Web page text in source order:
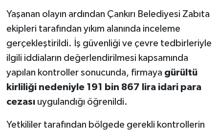
Yaşanan olayın ardından Çankırı Belediyesi Zabıta
ekipleri tarafından yıkım alanında inceleme
gerçekleştirildi. İş güvenliği ve çevre tedbirleriyle
ilgili iddiaların değerlendirilmesi kapsamında
yapılan kontroller sonucunda, firmaya gürültü
kirliliği nedeniyle 191 bin 867 lira idari para
cezasıuygulandığı öğrenildi.
Yetkililer tarafından bölgede gerekli kontrollerin